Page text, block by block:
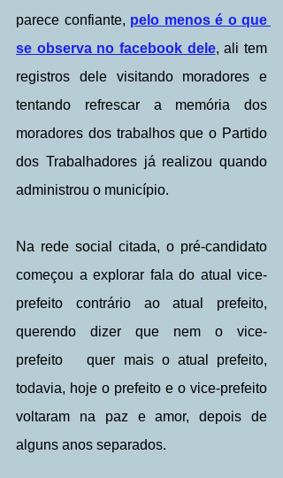
parece confiante, pelo menos é o que
se observa no facebook dele, ali tem
registros dele visitando moradores e
tentando refrescar a memória dos
moradores dos trabalhos que o Partido
dos Trabalhadores já realizou quando
administrou o município.
Na rede social citada, o pré-candidato
começou a explorar fala do atual vice-
prefeito contrário ao atual prefeito,
querendo dizer que nem o vice-
prefeito   quer mais o atual prefeito,
todavia, hoje o prefeito e o vice-prefeito
voltaram na paz e amor, depois de
alguns anos separados.